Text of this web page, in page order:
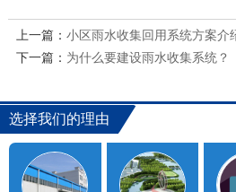
上一篇： 小区雨水收集回用系统方案介
下一篇： 为什么要建设雨水收集系统？
选择我们的理由